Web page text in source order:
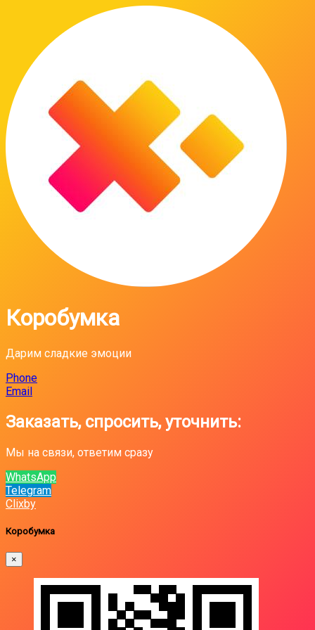
Коробумка
Дарим сладкие эмоции
Phone
Email
Заказать, спросить, уточнить:
Мы на связи, ответим сразу
WhatsApp
Telegram
Clixby
Коробумка
×